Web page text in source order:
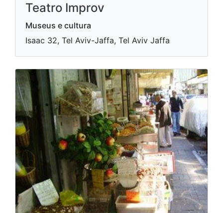
Teatro Improv
Museus e cultura
Isaac 32, Tel Aviv-Jaffa, Tel Aviv Jaffa